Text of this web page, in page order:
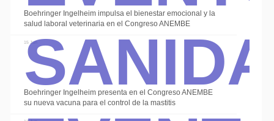
Boehringer Ingelheim impulsa el bienestar emocional y la
salud laboral veterinaria en el Congreso ANEMBE
15 Jun
Boehringer Ingelheim presenta en el Congreso ANEMBE
su nueva vacuna para el control de la mastitis